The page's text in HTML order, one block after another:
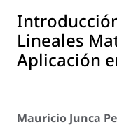
Lineales
Aplicación
Mauricio Junca